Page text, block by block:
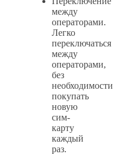
между
операторами.
Легко
переключаться
между
операторами,
без
необходимости
покупать
новую
сим-
карту
каждый
раз.